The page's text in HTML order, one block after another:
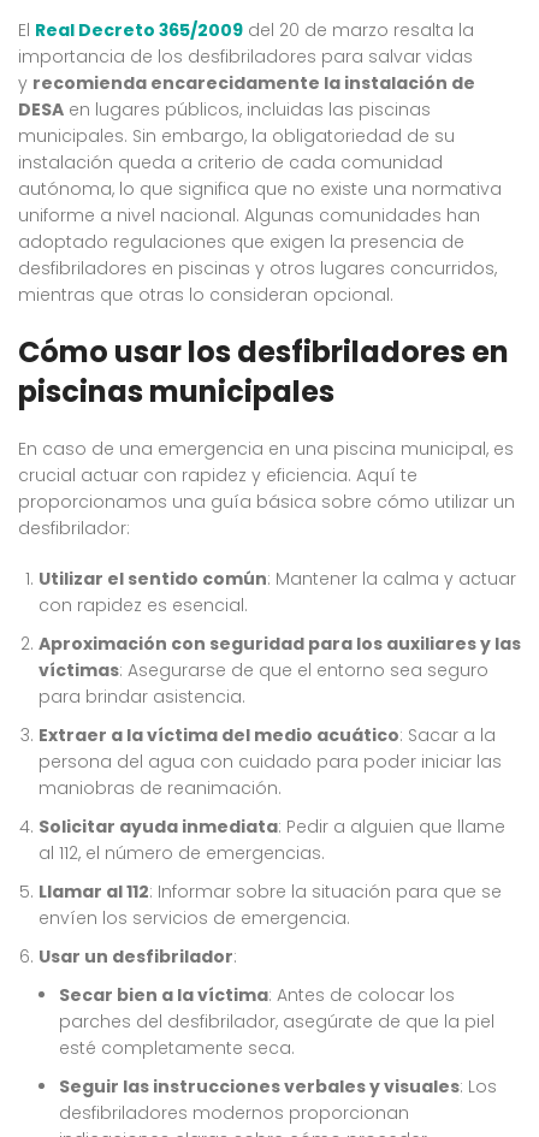
El Real Decreto 365/2009 del 20 de marzo resalta la
importancia de los desfibriladores para salvar vidas
y recomienda encarecidamente la instalación de
DESA en lugares públicos, incluidas las piscinas
municipales. Sin embargo, la obligatoriedad de su
instalación queda a criterio de cada comunidad
autónoma, lo que significa que no existe una normativa
uniforme a nivel nacional. Algunas comunidades han
adoptado regulaciones que exigen la presencia de
desfibriladores en piscinas y otros lugares concurridos,
mientras que otras lo consideran opcional.
Cómo usar los desfibriladores en
piscinas municipales
En caso de una emergencia en una piscina municipal, es
crucial actuar con rapidez y eficiencia. Aquí te
proporcionamos una guía básica sobre cómo utilizar un
desfibrilador:
Utilizar el sentido común: Mantener la calma y actuar
con rapidez es esencial.
Aproximación con seguridad para los auxiliares y las
víctimas: Asegurarse de que el entorno sea seguro
para brindar asistencia.
Extraer a la víctima del medio acuático: Sacar a la
persona del agua con cuidado para poder iniciar las
maniobras de reanimación.
Solicitar ayuda inmediata: Pedir a alguien que llame
al 112, el número de emergencias.
Llamar al 112: Informar sobre la situación para que se
envíen los servicios de emergencia.
Usar un desfibrilador:
Secar bien a la víctima: Antes de colocar los
parches del desfibrilador, asegúrate de que la piel
esté completamente seca.
Seguir las instrucciones verbales y visuales: Los
desfibriladores modernos proporcionan